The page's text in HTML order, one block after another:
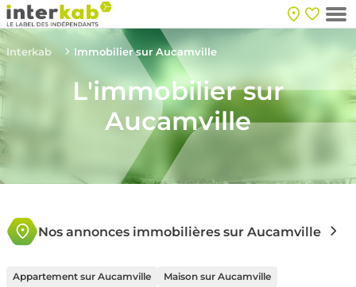
Interkab Immobilier sur Aucamville
L'immobilier sur
Aucamville
Nos annonces immobilières sur Aucamville
Appartement sur Aucamville
Maison sur Aucamville